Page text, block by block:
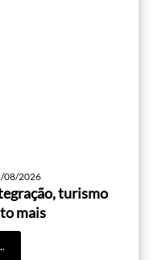
08/2026
turismo
mais